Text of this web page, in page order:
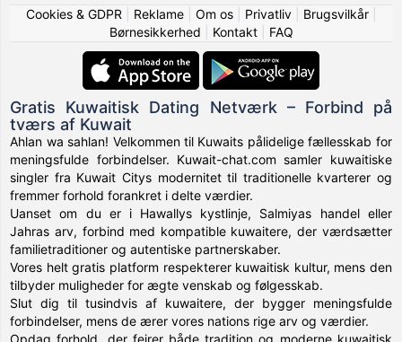
Cookies & GDPR
Reklame| Om os| Privatliv| Brugsvilkår|
Børnesikkerhed
Kontakt| FAQ
Gratis Kuwaitisk Dating Netværk – Forbind på
tværs af Kuwait
Ahlan wa sahlan! Velkommen til Kuwaits pålidelige fællesskab for
meningsfulde forbindelser. Kuwait-chat.com samler kuwaitiske
singler fra Kuwait Citys modernitet til traditionelle kvarterer og
fremmer forhold forankret i delte værdier.
Uanset om du er i Hawallys kystlinje, Salmiyas handel eller
Jahras arv, forbind med kompatible kuwaitere, der værdsætter
familietraditioner og autentiske partnerskaber.
Vores helt gratis platform respekterer kuwaitisk kultur, mens den
tilbyder muligheder for ægte venskab og følgesskab.
Slut dig til tusindvis af kuwaitere, der bygger meningsfulde
forbindelser, mens de ærer vores nations rige arv og værdier.
Opdag forhold, der fejrer både tradition og moderne kuwaitisk